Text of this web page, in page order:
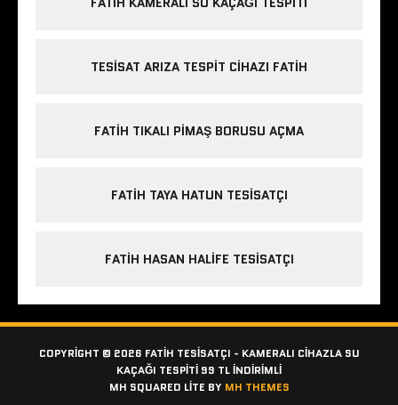
TESISAT ARIZA TESPIT CIHAZI FATIH
FATIH TIKALI PIMAŞ BORUSU AÇMA
FATIH TAYA HATUN TESISATÇI
FATIH HASAN HALIFE TESISATÇI
COPYRIGHT © 2026 FATIH TESISATÇI - KAMERALI CIHAZLA SU
KAÇAĞI TESPITI 99 TL İNDİRİMLİ
MH SQUARED LITE BY MH THEMES